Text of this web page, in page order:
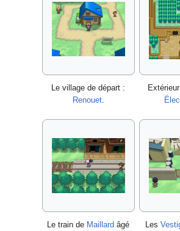
Le village de départ :
Renouet.
Le train de Maillard âgé
Les